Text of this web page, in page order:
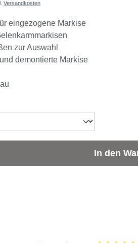
Versandkosten
eingezogene Markise
zur Auswahl
demontierte Markise
Gib den In den